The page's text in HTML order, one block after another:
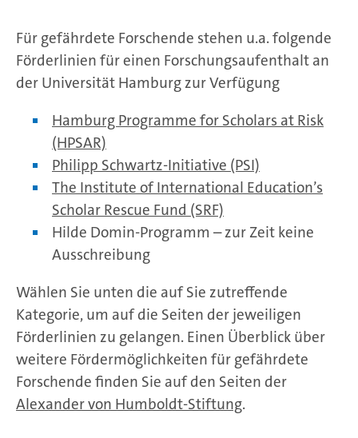
Für gefährdete Forschende stehen u.a. folgende
Förderlinien für einen Forschungsaufenthalt an
der Universität Hamburg zur Verfügung
Hamburg Programme for Scholars at Risk
(HPSAR)
Philipp Schwartz-Initiative (PSI)
The Institute of International Education’s
Scholar Rescue Fund (SRF)
Hilde Domin-Programm – zur Zeit keine
Ausschreibung
Wählen Sie unten die auf Sie zutreffende
Kategorie, um auf die Seiten der jeweiligen
Förderlinien zu gelangen. Einen Überblick über
weitere Fördermöglichkeiten für gefährdete
Forschende finden Sie auf den Seiten der
Alexander von Humboldt-Stiftung.